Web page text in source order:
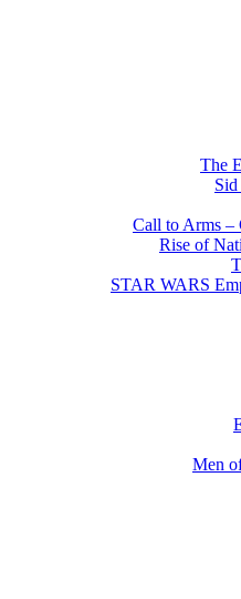
The
Call to Arms –
Rise of
STAR WARS
Men